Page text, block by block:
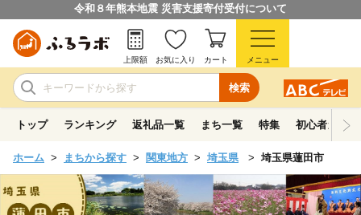
令和８年熊本地震 災害支援寄付受付について
検索
上限額 お気に入り カート メニュー
トップ ランキング 返礼品一覧 まち一覧 特集 初心者ガイド
ホーム まちから探す 関東地方 埼玉県 埼玉県蓮田市